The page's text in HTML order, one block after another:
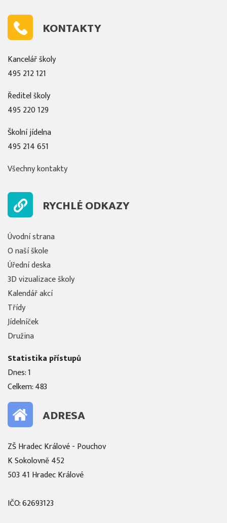
KONTAKTY
Kancelář školy
495 212 121
Ředitel školy
495 220 129
Školní jídelna
495 214 651
Všechny kontakty
RYCHLÉ ODKAZY
Úvodní strana
O naší škole
Úřední deska
3D vizualizace školy
Kalendář akcí
Třídy
Jídelníček
Družina
Statistika přístupů
Dnes: 1
Celkem: 483
ADRESA
ZŠ Hradec Králové - Pouchov
K Sokolovně 452
503 41 Hradec Králové
IČO: 62693123